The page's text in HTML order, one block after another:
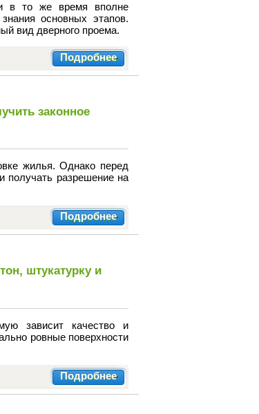
и в то же время вполне
основных этапов.
вид дверного проема.
Подробнее
законное
жилья. Однако перед
получать разрешение на
Подробнее
штукатурку и
зависит качество и
ровные поверхности
Подробнее